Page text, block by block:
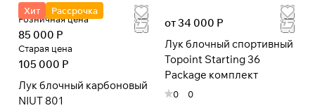
Хит Рассрочка
Розничная цена
85 000 Р
Старая цена
105 000 Р
Лук блочный карбоновый
NIUT 801
от 34 000 Р
Лук блочный спортивный
Topoint Starting 36
Package комплект
0 0